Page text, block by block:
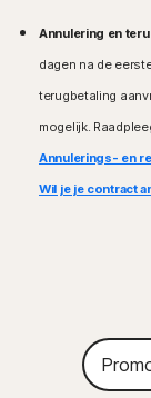
Annulering en
dagen na de
terugbetaling
mogelijk.
Annulerings- en
Wil je je contract